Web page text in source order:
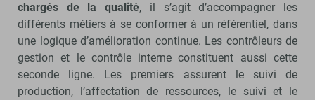
chargés de la qualité, il s’agit d’accompagner les
différents métiers à se conformer à un référentiel, dans
une logique d’amélioration continue. Les contrôleurs de
gestion et le contrôle interne constituent aussi cette
seconde ligne. Les premiers assurent le suivi de
production, l’affectation de ressources, le suivi et le